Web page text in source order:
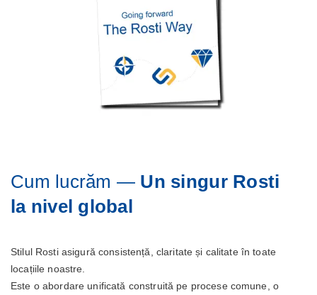
Cum lucrăm — Un singur Rosti
la nivel global
Stilul Rosti asigură consistență, claritate și calitate în toate
locațiile noastre.
Este o abordare unificată construită pe procese comune, o